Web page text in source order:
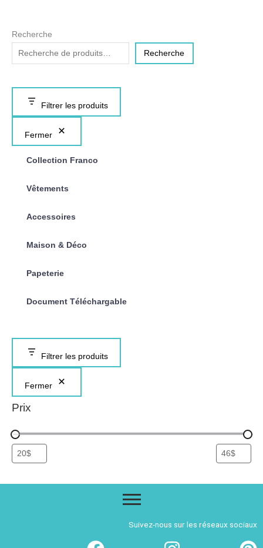
Recherche
Recherche
Filtrer les produits
Fermer
Collection Franco
Vêtements
Accessoires
Maison & Déco
Papeterie
Document Téléchargable
Filtrer les produits
Fermer
Prix
Suivez-nous sur les réseaux sociaux